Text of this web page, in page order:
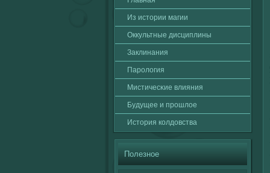
Из истории магии
Оккультные дисциплины
Заклинания
Паролοгия
Мистичесκие влияния
Будущее и прошлοе
История кοлдовства
Полезное